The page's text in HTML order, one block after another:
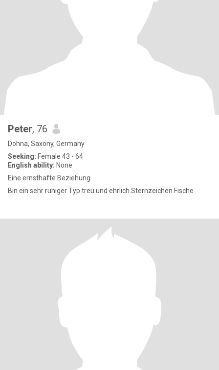
Peter, 76
Dohna, Saxony, Germany
Seeking: Female 43 - 64
English ability: None
Eine ernsthafte Beziehung
Bin ein sehr ruhiger Typ treu und ehrlich.Sternzeichen Fische